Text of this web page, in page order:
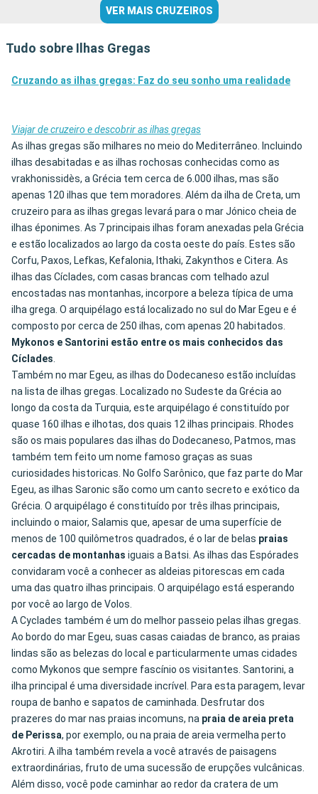
VER MAIS CRUZEIROS
Tudo sobre Ilhas Gregas
Cruzando as ilhas gregas: Faz do seu sonho uma realidade
Viajar de cruzeiro e descobrir as ilhas gregas
As ilhas gregas são milhares no meio do Mediterrâneo. Incluindo
ilhas desabitadas e as ilhas rochosas conhecidas como as
vrakhonissidès, a Grécia tem cerca de 6.000 ilhas, mas são
apenas 120 ilhas que tem moradores. Além da ilha de Creta, um
cruzeiro para as ilhas gregas levará para o mar Jónico cheia de
ilhas éponimes. As 7 principais ilhas foram anexadas pela Grécia
e estão localizados ao largo da costa oeste do país. Estes são
Corfu, Paxos, Lefkas, Kefalonia, Ithaki, Zakynthos e Citera. As
ilhas das Cíclades, com casas brancas com telhado azul
encostadas nas montanhas, incorpore a beleza típica de uma
ilha grega. O arquipélago está localizado no sul do Mar Egeu e é
composto por cerca de 250 ilhas, com apenas 20 habitados.
Mykonos e Santorini estão entre os mais conhecidos das
Cíclades.
Também no mar Egeu, as ilhas do Dodecaneso estão incluídas
na lista de ilhas gregas. Localizado no Sudeste da Grécia ao
longo da costa da Turquia, este arquipélago é constituído por
quase 160 ilhas e ilhotas, dos quais 12 ilhas principais. Rhodes
são os mais populares das ilhas do Dodecaneso, Patmos, mas
também tem feito um nome famoso graças as suas
curiosidades historicas. No Golfo Sarônico, que faz parte do Mar
Egeu, as ilhas Saronic são como um canto secreto e exótico da
Grécia. O arquipélago é constituído por três ilhas principais,
incluindo o maior, Salamis que, apesar de uma superfície de
menos de 100 quilômetros quadrados, é o lar de belas praias
cercadas de montanhas iguais a Batsi. As ilhas das Espórades
convidaram você a conhecer as aldeias pitorescas em cada
uma das quatro ilhas principais. O arquipélago está esperando
por você ao largo de Volos.
A Cyclades também é um do melhor passeio pelas ilhas gregas.
Ao bordo do mar Egeu, suas casas caiadas de branco, as praias
lindas são as belezas do local e particularmente umas cidades
como Mykonos que sempre fascínio os visitantes. Santorini, a
ilha principal é uma diversidade incrível. Para esta paragem, levar
roupa de banho e sapatos de caminhada. Desfrutar dos
prazeres do mar nas praias incomuns, na praia de areia preta
de Perissa, por exemplo, ou na praia de areia vermelha perto
Akrotiri. A ilha também revela a você através de paisagens
extraordinárias, fruto de uma sucessão de erupções vulcânicas.
Além disso, você pode caminhar ao redor da cratera de um